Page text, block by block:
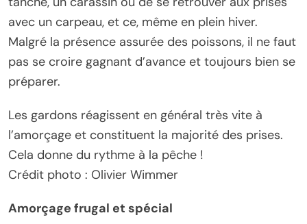
avec un carpeau, et ce, même en plein hiver.
Malgré la présence assurée des poissons, il ne faut
pas se croire gagnant d’avance et toujours bien se
préparer.
Les gardons réagissent en général très vite à
l’amorçage et constituent la majorité des prises.
Cela donne du rythme à la pêche !
Crédit photo : Olivier Wimmer
Amorçage frugal et spécial